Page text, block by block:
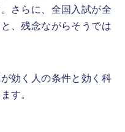
さらに、全国入試が全
、残念ながらそうでは
効く人の条件と効く科
す。